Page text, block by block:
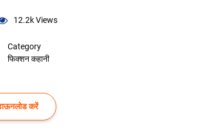
12.2kViews
Category
फिक्शन कहानी
करें